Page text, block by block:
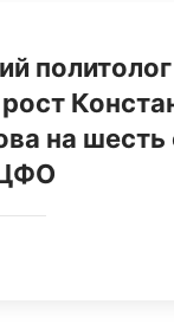
политолог
на шесть
ЦФО